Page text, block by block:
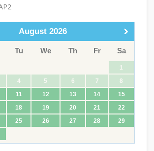
August 2026
Tu We Th Fr Sa
1
4 5 6 7
8
11 12 13 14
15
18 19 20 21
22
25 26 27 28
29